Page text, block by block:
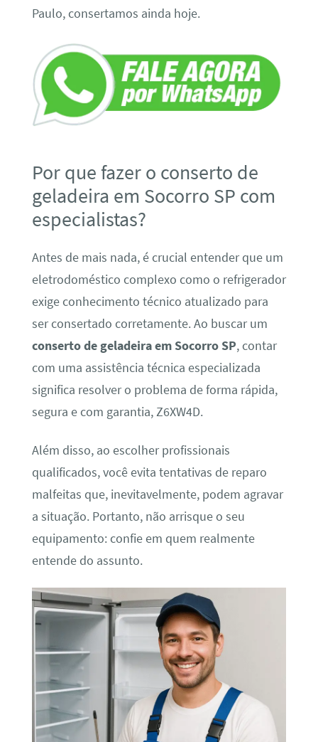
Paulo, consertamos ainda hoje.
Por que fazer o conserto de
geladeira em Socorro SP com
especialistas?
Antes de mais nada, é crucial entender que um
eletrodoméstico complexo como o refrigerador
exige conhecimento técnico atualizado para
ser consertado corretamente. Ao buscar um
conserto de geladeira em Socorro SP, contar
com uma assistência técnica especializada
significa resolver o problema de forma rápida,
segura e com garantia, Z6XW4D.
Além disso, ao escolher profissionais
qualificados, você evita tentativas de reparo
malfeitas que, inevitavelmente, podem agravar
a situação. Portanto, não arrisque o seu
equipamento: confie em quem realmente
entende do assunto.